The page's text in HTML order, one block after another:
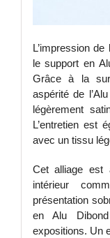
L’impression
le support en
Grâce à la
aspérité de
légèrement
L’entretien est
avec un tissu
Cet alliage est
intérieur
présentation
en Alu
expositions. Un